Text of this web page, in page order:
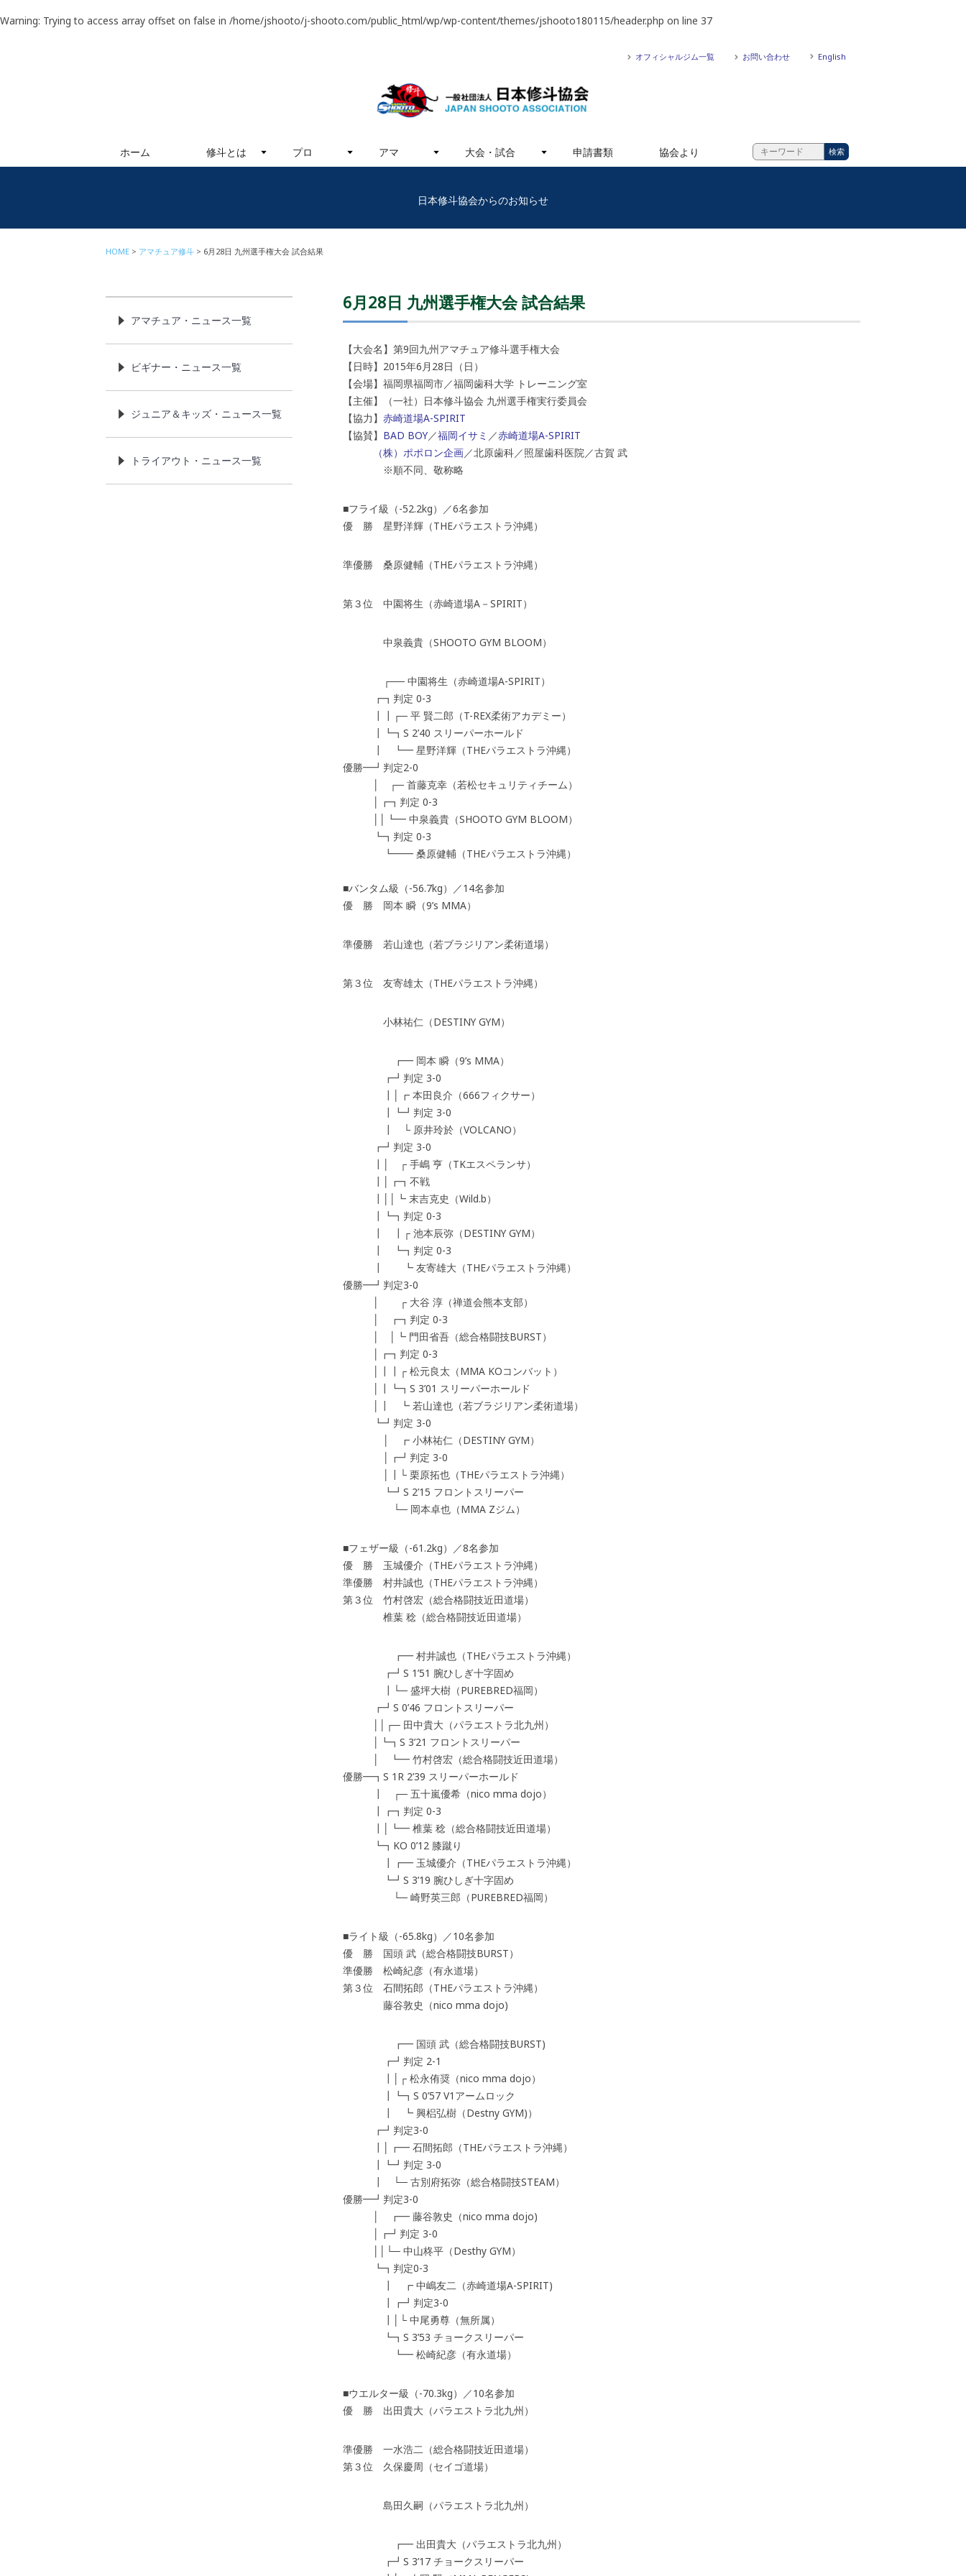
Warning: Trying to access array offset on false in /home/jshooto/j-shooto.com/public_html/wp/wp-content/themes/jshooto180115/header.php on line 37
オフィシャルジム一覧 お問い合わせ English
ホーム 修斗とは プロ アマ 大会・試合 申請書類 協会より
日本修斗協会からのお知らせ
HOME アマチュア修斗 6月28日 九州選手権大会 試合結果
6月28日 九州選手権大会 試合結果
【大会名】第9回九州アマチュア修斗選手権大会
【日時】2015年6月28日（日）
【会場】福岡県福岡市／福岡歯科大学 トレーニング室
【主催】（一社）日本修斗協会 九州選手権実行委員会
【協力】 赤崎道場A-SPIRIT
【協賛】 BAD BOY／福岡イサミ ／赤崎道場A-SPIRIT
（株）ポポロン企画／北原歯科／照屋歯科医院／古賀 武
※順不同、敬称略
■フライ級（-52.2kg）／6名参加
優 勝 星野洋輝（THEパラエストラ沖縄）
準優勝 桑原健輔（THEパラエストラ沖縄）
第３位 中園将生（赤崎道場A－SPIRIT）
中泉義貴（SHOOTO GYM BLOOM）
┌── 中園将生（赤崎道場A-SPIRIT）
┏┓判定 0-3
┃┃┌─ 平 賢二郎（T-REX柔術アカデミー）
┃┗┓S 2’40 スリーパーホールド
┃ ┗━ 星野洋輝（THEパラエストラ沖縄）
優勝━┛判定2-0
│ ┌─ 首藤克幸（若松セキュリティチーム）
│┏┓判定 0-3
││┗━ 中泉義貴（SHOOTO GYM BLOOM）
┗┓判定 0-3
┗━━ 桑原健輔（THEパラエストラ沖縄）
■バンタム級（-56.7kg）／14名参加
優 勝 岡本 瞬（9’s MMA）
準優勝 若山達也（若ブラジリアン柔術道場）
第３位 友寄雄太（THEパラエストラ沖縄）
小林祐仁（DESTINY GYM）
┏━ 岡本 瞬（9’s MMA）
┏┛判定 3-0
┃│┏ 本田良介（666フィクサー）
┃┗┛判定 3-0
┃ └ 原井玲於（VOLCANO）
┏┛判定 3-0
┃│ ┌ 手嶋 亨（TKエスペランサ）
┃│┏┓不戦
┃││┗ 末吉克史（Wild.b）
┃┗┓判定 0-3
┃ ┃┌ 池本辰弥（DESTINY GYM）
┃ ┗┓判定 0-3
┃ ┗ 友寄雄大（THEパラエストラ沖縄）
優勝━┛判定3-0
│ ┌ 大谷 淳（禅道会熊本支部）
│ ┏┓判定 0-3
│ │┗ 門田省吾（総合格闘技BURST）
│┏┓判定 0-3
│┃┃┌ 松元良太（MMA KOコンバット）
│┃┗┓S 3’01 スリーパーホールド
│┃ ┗ 若山達也（若ブラジリアン柔術道場）
┗┛判定 3-0
│ ┏ 小林祐仁（DESTINY GYM）
│┏┛判定 3-0
│┃└ 栗原拓也（THEパラエストラ沖縄）
┗┛S 2’15 フロントスリーパー
└─ 岡本卓也（MMA Zジム）
■フェザー級（-61.2kg）／8名参加
優 勝 玉城優介（THEパラエストラ沖縄）
準優勝 村井誠也（THEパラエストラ沖縄）
第３位 竹村啓宏（総合格闘技近田道場）
椎葉 稔（総合格闘技近田道場）
┏━ 村井誠也（THEパラエストラ沖縄）
┏┛S 1’51 腕ひしぎ十字固め
┃└─ 盛坪大樹（PUREBRED福岡）
┏┛S 0’46 フロントスリーパー
││┌─ 田中貴大（パラエストラ北九州）
│┗┓S 3’21 フロントスリーパー
│ ┗━ 竹村啓宏（総合格闘技近田道場）
優勝━┓S 1R 2’39 スリーパーホールド
┃ ┌─ 五十嵐優希（nico mma dojo）
┃┏┓判定 0-3
┃│┗━ 椎葉 稔（総合格闘技近田道場）
┗┓KO 0’12 膝蹴り
┃┏━ 玉城優介（THEパラエストラ沖縄）
┗┛S 3’19 腕ひしぎ十字固め
└─ 崎野英三郎（PUREBRED福岡）
■ライト級（-65.8kg）／10名参加
優 勝 国頭 武（総合格闘技BURST）
準優勝 松崎紀彦（有永道場）
第３位 石間拓郎（THEパラエストラ沖縄）
藤谷敦史（nico mma dojo)
┏━ 国頭 武（総合格闘技BURST)
┏┛判定 2-1
┃│┌ 松永侑奨（nico mma dojo）
┃┗┓S 0’57 V1アームロック
┃ ┗ 興梠弘樹（Destny GYM)）
┏┛判定3-0
┃│┏━ 石間拓郎（THEパラエストラ沖縄）
┃┗┛判定 3-0
┃ └─ 古別府拓弥（総合格闘技STEAM）
優勝━┛判定3-0
│ ┏━ 藤谷敦史（nico mma dojo)
│┏┛判定 3-0
││└─ 中山柊平（Desthy GYM）
┗┓判定0-3
┃ ┏ 中嶋友二（赤崎道場A-SPIRIT)
┃┏┛判定3-0
┃│└ 中尾勇尊（無所属）
┗┓S 3’53 チョークスリーパー
┗━ 松崎紀彦（有永道場）
■ウエルター級（-70.3kg）／10名参加
優 勝 出田貴大（パラエストラ北九州）
準優勝 一水浩二（総合格闘技近田道場）
第３位 久保慶周（セイゴ道場）
島田久嗣（パラエストラ北九州）
┏━ 出田貴大（パラエストラ北九州）
┏┛S 3’17 チョークスリーパー
アマチュア・ニュース一覧
ビギナー・ニュース一覧
ジュニア＆キッズ・ニュース一覧
トライアウト・ニュース一覧